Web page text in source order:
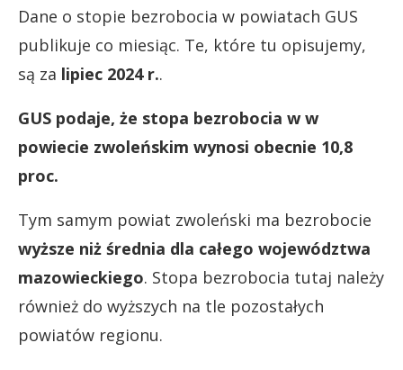
Dane o stopie bezrobocia w powiatach GUS
publikuje co miesiąc. Te, które tu opisujemy,
są za lipiec 2024 r..
GUS podaje, że stopa bezrobocia w w
powiecie zwoleńskim wynosi obecnie 10,8
proc.
Tym samym powiat zwoleński ma bezrobocie
wyższe niż średnia dla całego województwa
mazowieckiego. Stopa bezrobocia tutaj należy
również do wyższych na tle pozostałych
powiatów regionu.